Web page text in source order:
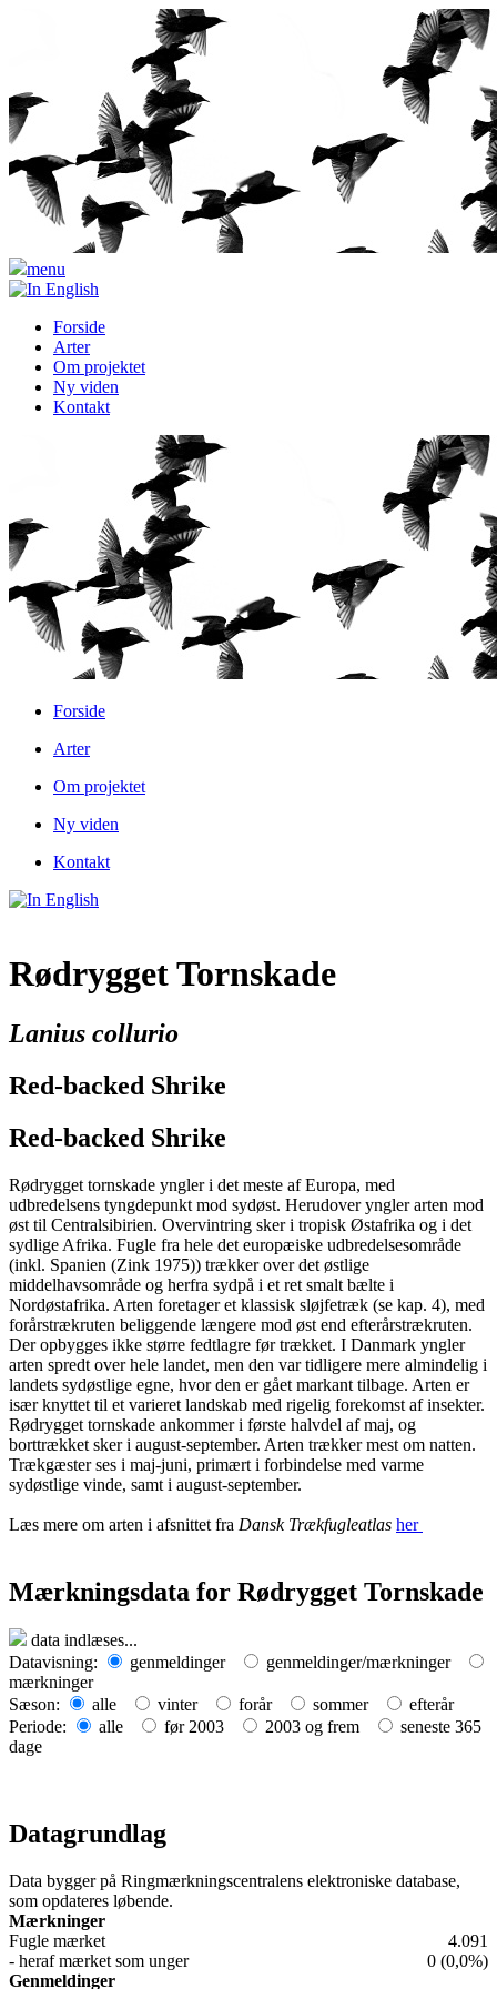
menu
Forside
Arter
Om projektet
Ny viden
Kontakt
Forside
Arter
Om projektet
Ny viden
Kontakt
Rødrygget Tornskade
Lanius collurio
Red-backed Shrike
Red-backed Shrike
Rødrygget tornskade yngler i det meste af Europa, med
udbredelsens tyngdepunkt mod sydøst. Herudover yngler arten mod
øst til Centralsibirien. Overvintring sker i tropisk Østafrika og i det
sydlige Afrika. Fugle fra hele det europæiske udbredelsesområde
(inkl. Spanien (Zink 1975)) trækker over det østlige
middelhavsområde og herfra sydpå i et ret smalt bælte i
Nordøstafrika. Arten foretager et klassisk sløjfetræk (se kap. 4), med
forårstrækruten beliggende længere mod øst end efterårstrækruten.
Der opbygges ikke større fedtlagre før trækket. I Danmark yngler
arten spredt over hele landet, men den var tidligere mere almindelig i
landets sydøstlige egne, hvor den er gået markant tilbage. Arten er
især knyttet til et varieret landskab med rigelig forekomst af insekter.
Rødrygget tornskade ankommer i første halvdel af maj, og
borttrækket sker i august-september. Arten trækker mest om natten.
Trækgæster ses i maj-juni, primært i forbindelse med varme
sydøstlige vinde, samt i august-september.
Læs mere om arten i afsnittet fra Dansk Trækfugleatlas her
Mærkningsdata for Rødrygget Tornskade
+
−
data indlæses...
Datavisning:
genmeldinger
genmeldinger/mærkninger
mærkninger
Sæson:
alle vinter forår sommer
efterår
Periode:
alle før 2003 2003 og frem
seneste 365
dage
Datagrundlag
Data bygger på Ringmærkningscentralens elektroniske database,
som opdateres løbende.
Mærkninger
Fugle mærket
4.091
- heraf mærket som unger
0 (0,0%)
Genmeldinger